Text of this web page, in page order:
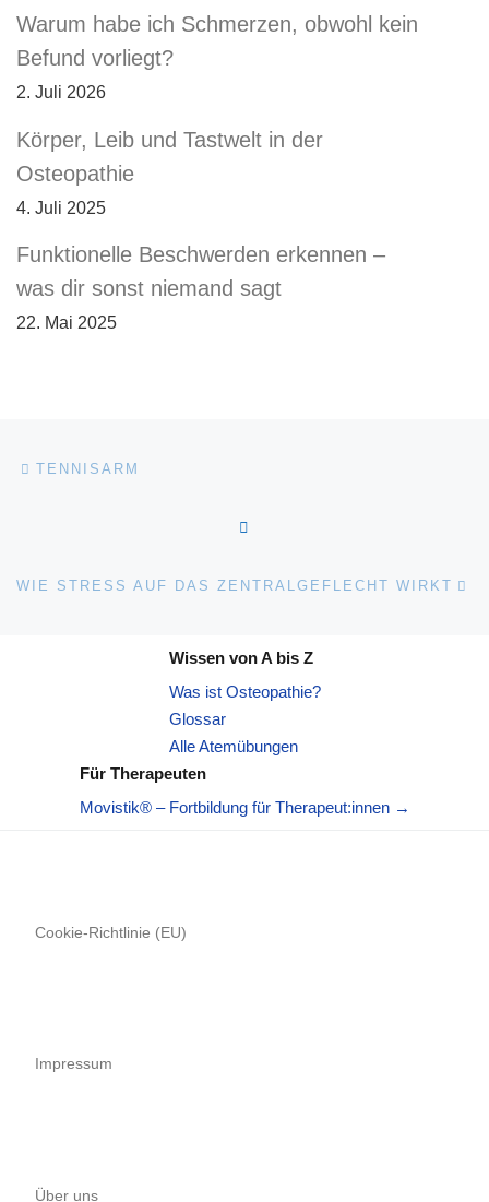
Warum habe ich Schmerzen, obwohl kein
Befund vorliegt?
2. Juli 2026
Körper, Leib und Tastwelt in der
Osteopathie
4. Juli 2025
Funktionelle Beschwerden erkennen –
was dir sonst niemand sagt
22. Mai 2025
Beitragsnavigation
TENNISARM
WIE STRESS AUF DAS ZENTRALGEFLECHT WIRKT
Wissen von A bis Z
Was ist Osteopathie?
Glossar
Alle Atemübungen
Für Therapeuten
Movistik® – Fortbildung für Therapeut:innen →
Cookie-Richtlinie (EU)
Impressum
Über uns